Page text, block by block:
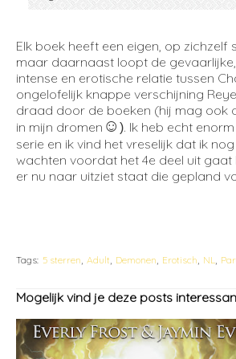
Elk boek heeft een eigen, op zichzelf
maar daarnaast loopt de
intense en erotische relatie tussen
ongelofelijk knappe verschijning
draad door de boeken (hij mag ook
in mijn dromen ☺ ). Ik heb echt
serie en ik vind het vreselijk dat ik
wachten voordat het 4e deel uit gaat
er nu naar uitziet staat die gepland
Tags: 5 sterren Adult Demonen Erotisch NL
Mogelijk vind je deze posts